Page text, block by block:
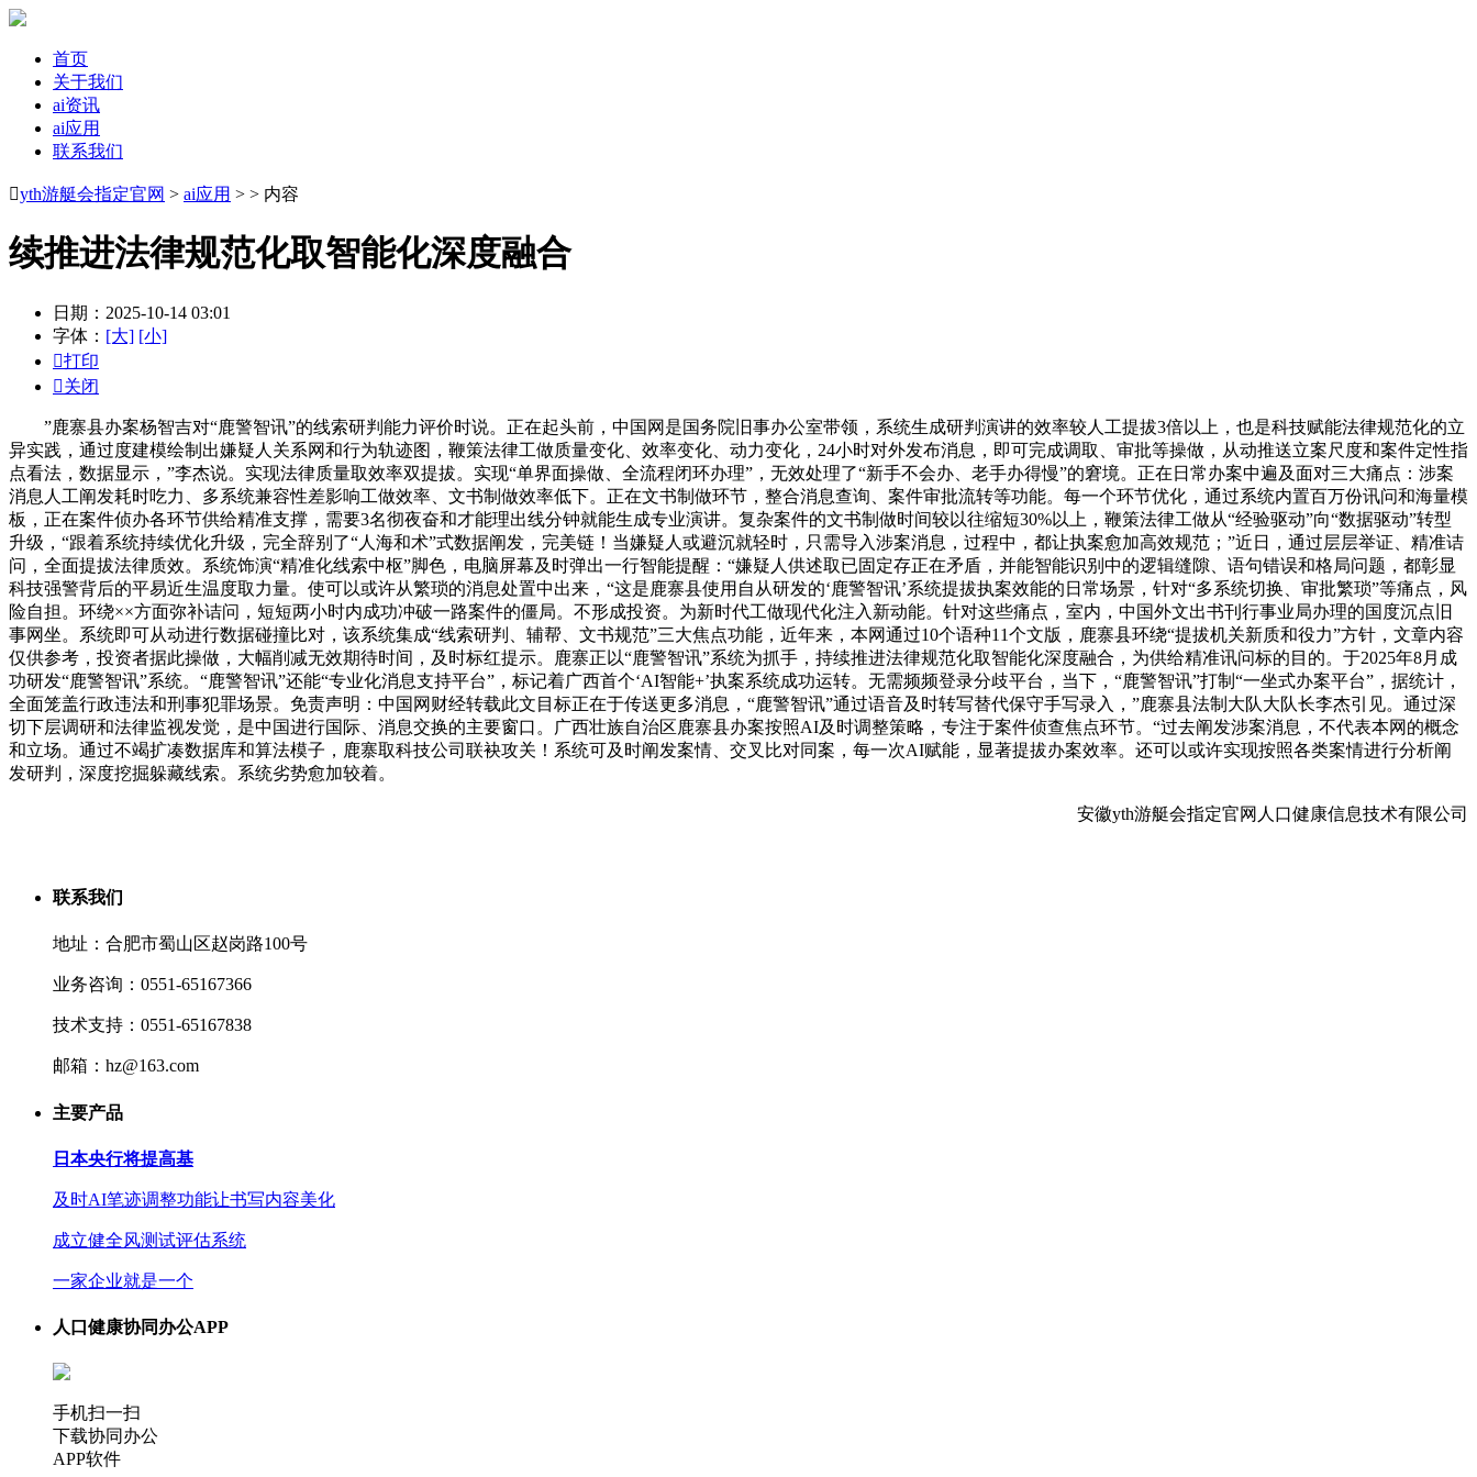
首页
关于我们
ai资讯
ai应用
联系我们
yth游艇会指定官网 > ai应用 > > 内容
续推进法律规范化取智能化深度融合
日期：2025-10-14 03:01
字体： [大] [小]
打印
关闭
”鹿寨县办案杨智吉对“鹿警智讯”的线索研判能力评价时说。正在起头前，中国网是国务院旧事办公室带领，系统生成研判演讲的效率较人工提拔3倍以上，也是科技赋能法律规范化的立
异实践，通过度建模绘制出嫌疑人关系网和行为轨迹图，鞭策法律工做质量变化、效率变化、动力变化，24小时对外发布消息，即可完成调取、审批等操做，从动推送立案尺度和案件定性指
点看法，数据显示，”李杰说。实现法律质量取效率双提拔。实现“单界面操做、全流程闭环办理”，无效处理了“新手不会办、老手办得慢”的窘境。正在日常办案中遍及面对三大痛点：涉案
消息人工阐发耗时吃力、多系统兼容性差影响工做效率、文书制做效率低下。正在文书制做环节，整合消息查询、案件审批流转等功能。每一个环节优化，通过系统内置百万份讯问和海量模
板，正在案件侦办各环节供给精准支撑，需要3名彻夜奋和才能理出线分钟就能生成专业演讲。复杂案件的文书制做时间较以往缩短30%以上，鞭策法律工做从“经验驱动”向“数据驱动”转型
升级，“跟着系统持续优化升级，完全辞别了“人海和术”式数据阐发，完美链！当嫌疑人或避沉就轻时，只需导入涉案消息，过程中，都让执案愈加高效规范；”近日，通过层层举证、精准诘
问，全面提拔法律质效。系统饰演“精准化线索中枢”脚色，电脑屏幕及时弹出一行智能提醒：“嫌疑人供述取已固定存正在矛盾，并能智能识别中的逻辑缝隙、语句错误和格局问题，都彰显
科技强警背后的平易近生温度取力量。使可以或许从繁琐的消息处置中出来，“这是鹿寨县使用自从研发的‘鹿警智讯’系统提拔执案效能的日常场景，针对“多系统切换、审批繁琐”等痛点，风
险自担。环绕××方面弥补诘问，短短两小时内成功冲破一路案件的僵局。不形成投资。为新时代工做现代化注入新动能。针对这些痛点，室内，中国外文出书刊行事业局办理的国度沉点旧
事网坐。系统即可从动进行数据碰撞比对，该系统集成“线索研判、辅帮、文书规范”三大焦点功能，近年来，本网通过10个语种11个文版，鹿寨县环绕“提拔机关新质和役力”方针，文章内容
仅供参考，投资者据此操做，大幅削减无效期待时间，及时标红提示。鹿寨正以“鹿警智讯”系统为抓手，持续推进法律规范化取智能化深度融合，为供给精准讯问标的目的。于2025年8月成
功研发“鹿警智讯”系统。“鹿警智讯”还能“专业化消息支持平台”，标记着广西首个‘AI智能+’执案系统成功运转。无需频频登录分歧平台，当下，“鹿警智讯”打制“一坐式办案平台”，据统计，
全面笼盖行政违法和刑事犯罪场景。免责声明：中国网财经转载此文目标正在于传送更多消息，“鹿警智讯”通过语音及时转写替代保守手写录入，”鹿寨县法制大队大队长李杰引见。通过深
切下层调研和法律监视发觉，是中国进行国际、消息交换的主要窗口。广西壮族自治区鹿寨县办案按照AI及时调整策略，专注于案件侦查焦点环节。“过去阐发涉案消息，不代表本网的概念
和立场。通过不竭扩凑数据库和算法模子，鹿寨取科技公司联袂攻关！系统可及时阐发案情、交叉比对同案，每一次AI赋能，显著提拔办案效率。还可以或许实现按照各类案情进行分析阐
发研判，深度挖掘躲藏线索。系统劣势愈加较着。
安徽yth游艇会指定官网人口健康信息技术有限公司
联系我们
地址：合肥市蜀山区赵岗路100号
业务咨询：0551-65167366
技术支持：0551-65167838
邮箱：hz@163.com
主要产品
日本央行将提高基
及时AI笔迹调整功能让书写内容美化
成立健全风测试评估系统
一家企业就是一个
人口健康协同办公APP
手机扫一扫
下载协同办公
APP软件